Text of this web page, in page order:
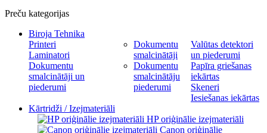
Preču kategorijas
Biroja Tehnika
Printeri
Laminatori
Dokumentu
smalcinātāji un
piederumi
Dokumentu
smalcinātāji
Dokumentu
smalcinātāju
piederumi
Valūtas detektori
un piederumi
Papīra griešanas
iekārtas
Skeneri
Iesiešanas iekārtas
Kārtridži / Izejmateriāli
HP oriģinālie izejmateriāli
Canon oriģinālie